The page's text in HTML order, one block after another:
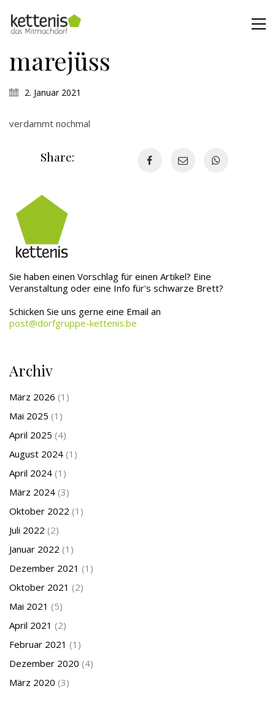
marejüss
2. Januar 2021
verdammt nochmal
Share:
Sie haben einen Vorschlag für einen Artikel? Eine
Veranstaltung oder eine Info für's schwarze Brett?
Schicken Sie uns gerne eine Email an
post@dorfgruppe-kettenis.be
Archiv
März 2026 (1)
Mai 2025 (1)
April 2025 (4)
August 2024 (1)
April 2024 (1)
März 2024 (3)
Oktober 2022 (1)
Juli 2022 (2)
Januar 2022 (1)
Dezember 2021 (1)
Oktober 2021 (2)
Mai 2021 (5)
April 2021 (2)
Februar 2021 (1)
Dezember 2020 (4)
März 2020 (3)